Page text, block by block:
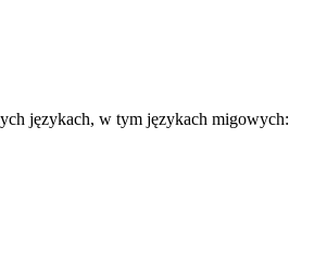
językach, w tym językach migowych: